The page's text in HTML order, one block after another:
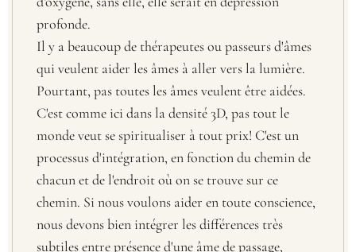
profonde.
Il y a beaucoup de thérapeutes ou passeurs d'âmes
qui veulent aider les âmes à aller vers la lumière.
Pourtant, pas toutes les âmes veulent être aidées.
C'est comme ici dans la densité 3D, pas tout le
monde veut se spiritualiser à tout prix! C'est un
processus d'intégration, en fonction du chemin de
chacun et de l'endroit où on se trouve sur ce
chemin. Si nous voulons aider en toute conscience,
nous devons bien intégrer les différences très
subtiles entre présence d'une âme de passage,